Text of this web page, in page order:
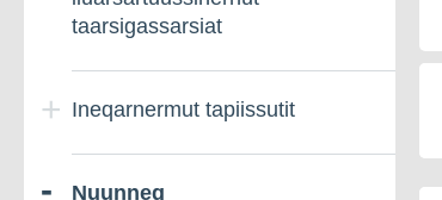
taarsigassarsiat
Ineqarnermut tapiissutit
Ineqarnermut
Nuunneq